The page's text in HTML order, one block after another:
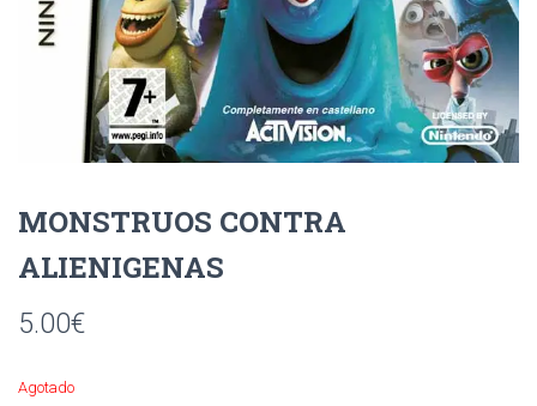
C
Ó
MONSTRUOS CONTRA
ALIENIGENAS
5.00€
Agotado